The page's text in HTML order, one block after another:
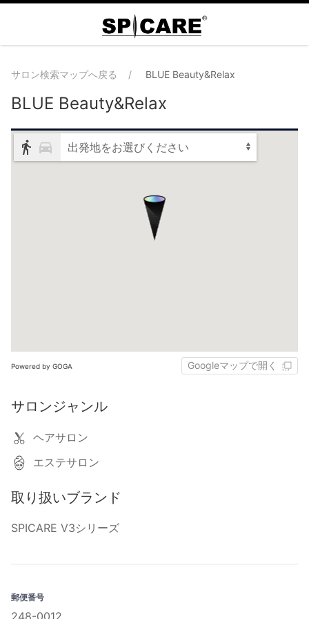
サロン検索マップへ戻る BLUE Beauty&Relax
BLUE Beauty&Relax
出発地をお選びください
Powered by GOGA Googleマップで開く
サロンジャンル
ヘアサロン
エステサロン
取り扱いブランド
SPICARE V3シリーズ
郵便番号